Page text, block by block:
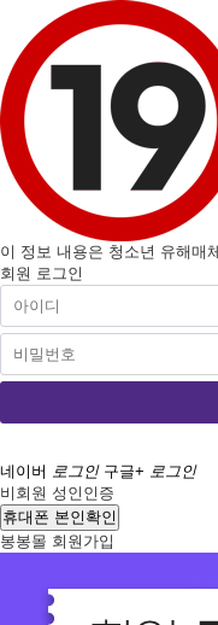
이 정보 내용은 청소년 유해매
회원 로그인
네이버 로그인 구글+ 로그인
비회원 성인인증
휴대폰 본인확인
봉봉몰 회원가입